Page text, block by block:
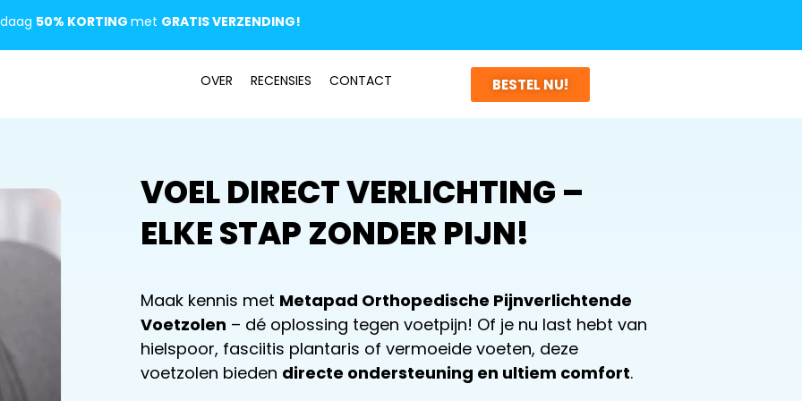
50% KORTING met GRATIS VERZENDING!
OVER RECENSIES CONTACT BESTEL NU!
VOEL DIRECT VERLICHTING –
ELKE STAP ZONDER PIJN!
Maak kennis met Metapad Orthopedische Pijnverlichtende
Voetzolen – dé oplossing tegen voetpijn! Of je nu last hebt van
hielspoor, fasciitis plantaris of vermoeide voeten, deze
voetzolen bieden directe ondersteuning en ultiem comfort.